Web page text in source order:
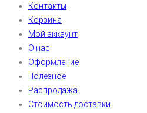
Контакты
Корзина
Мой аккаунт
О нас
Оформление
Полезное
Распродажа
Стоимость доставки